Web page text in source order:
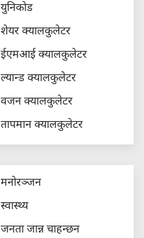
युनिकोड
शेयर क्यालकुलेटर
ईएमआई क्यालकुलेटर
ल्यान्ड क्यालकुलेटर
वजन क्यालकुलेटर
तापमान क्यालकुलेटर
मनोरञ्जन
स्वास्थ्य
जनता जान्न चाहन्छन